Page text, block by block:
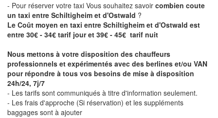
- Pour réserver votre taxi Vous souhaitez savoir combien coute
un taxi entre Schiltigheim et d'Ostwald ?
Le Coût moyen en taxi entre Schiltigheim et d'Ostwald est
entre 30€ - 34€ tarif jour et 39€ - 45€ tarif nuit
Nous mettons à votre disposition des chauffeurs
professionnels et expérimentés avec des berlines et/ou VAN
pour répondre à tous vos besoins de mise à disposition
24h/24, 7j/7
- Les tarifs sont communiqués à titre d'information seulement.
- Les frais d'approche (Si réservation) et les suppléments
baggages sont à ajouter